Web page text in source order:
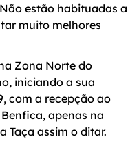
estão habituadas a
muito melhores
Zona Norte do
iniciando a sua
com a recepção ao
apenas na
Taça assim o ditar.